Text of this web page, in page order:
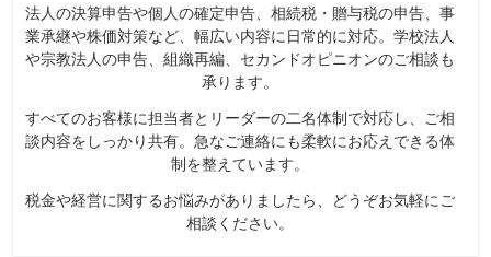
法人の決算申告や個人の確定申告、相続税・贈与税の申告、事
業承継や株価対策など、幅広い内容に日常的に対応。学校法人
や宗教法人の申告、組織再編、セカンドオピニオンのご相談も
承ります。
すべてのお客様に担当者とリーダーの二名体制で対応し、ご相
談内容をしっかり共有。急なご連絡にも柔軟にお応えできる体
制を整えています。
税金や経営に関するお悩みがありましたら、どうぞお気軽にご
相談ください。